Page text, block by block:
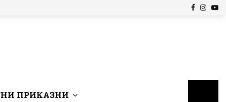
Facebook
ПРИКАЗНИ